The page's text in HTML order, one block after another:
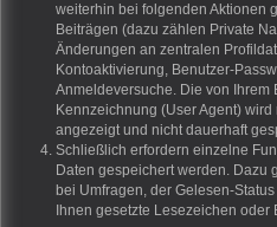
weiterhin bei folgenden Aktionen
Beiträgen (dazu zählen Private
Änderungen an zentralen
Kontoaktivierung, Benutzer-
Anmeldeversuche. Die von Ihrem
Kennzeichnung (User Agent) wird
angezeigt und nicht dauerhaft
Schließlich erfordern einzelne
Daten gespeichert werden. Dazu
bei Umfragen, der Gelesen-
Ihnen gesetzte Lesezeichen